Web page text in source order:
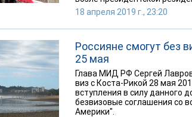
18 апреля 2019 г., 23:20
Россияне смогут без
25 мая
Глава МИД РФ Сергей
виз с Коста-Рикой 28 мая
вступления в силу данного
безвизовые соглашения со
Америки".